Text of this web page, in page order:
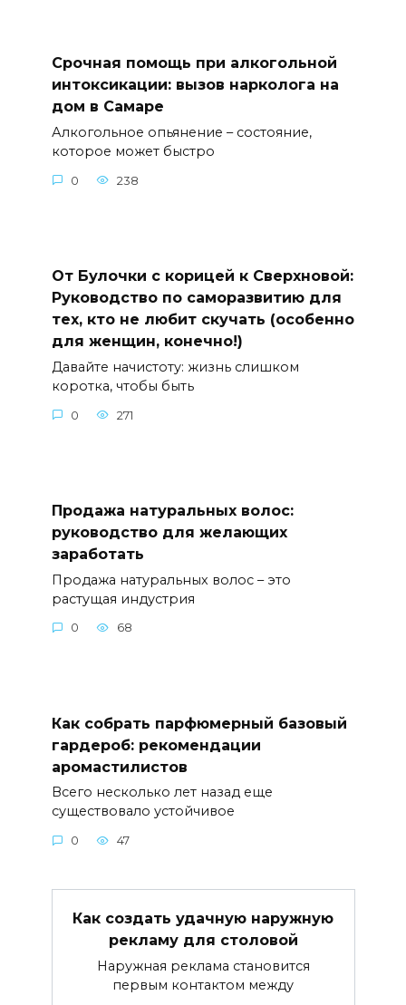
Срочная помощь при алкогольной
интоксикации: вызов нарколога на
дом в Самаре
Алкогольное опьянение – состояние,
которое может быстро
0 238
От Булочки с корицей к Сверхновой:
Руководство по саморазвитию для
тех, кто не любит скучать (особенно
для женщин, конечно!)
Давайте начистоту: жизнь слишком
коротка, чтобы быть
0 271
Продажа натуральных волос:
руководство для желающих
заработать
Продажа натуральных волос – это
растущая индустрия
0 68
Как собрать парфюмерный базовый
гардероб: рекомендации
аромастилистов
Всего несколько лет назад еще
существовало устойчивое
0 47
Как создать удачную наружную
рекламу для столовой
Наружная реклама становится
первым контактом между